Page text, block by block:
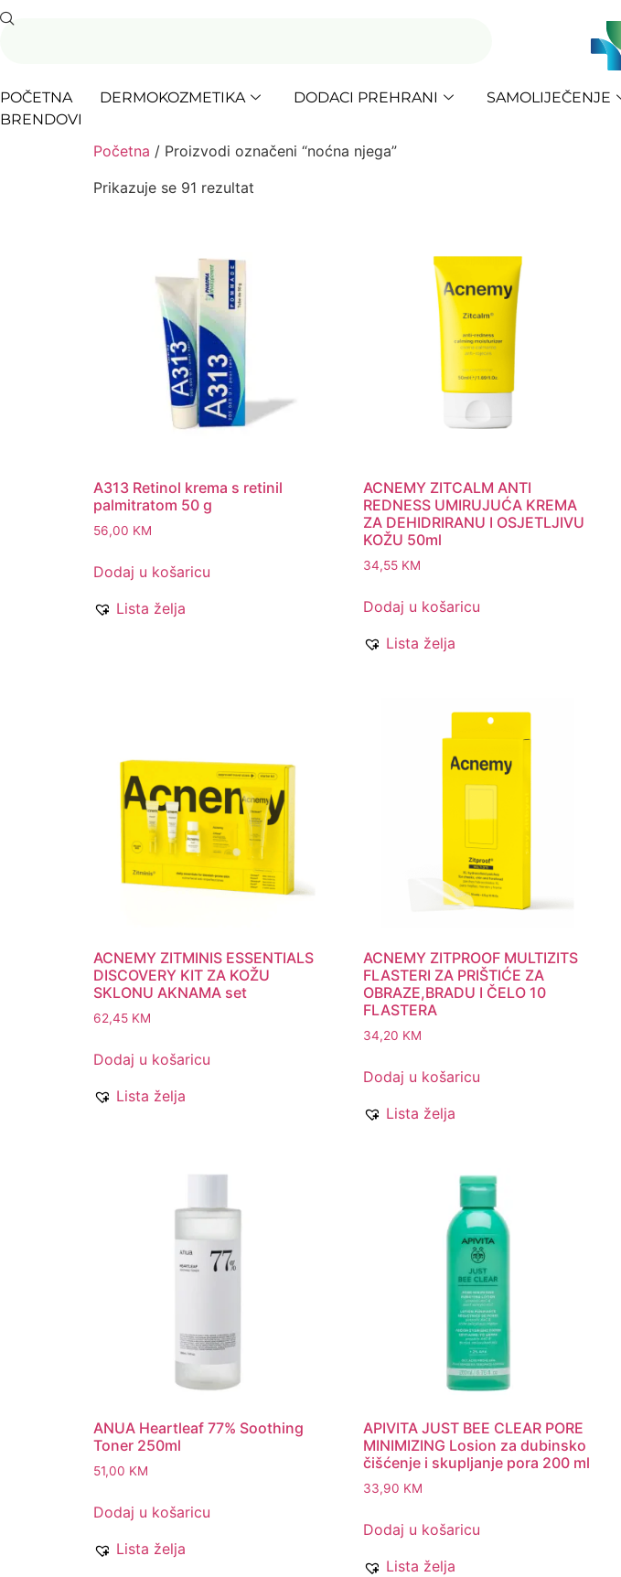
POČETNA DERMOKOZMETIKA DODACI PREHRANI SAMOLIJEČENJE
BRENDOVI
Početna / Proizvodi označeni “noćna njega”
Prikazuje se 91 rezultat
A313 Retinol krema s retinil
palmitratom 50 g
56,00 KM
Dodaj u košaricu
Lista želja
ACNEMY ZITCALM ANTI
REDNESS UMIRUJUĆA KREMA
ZA DEHIDRIRANU I OSJETLJIVU
KOŽU 50ml
34,55 KM
Dodaj u košaricu
Lista želja
ACNEMY ZITMINIS ESSENTIALS
DISCOVERY KIT ZA KOŽU
SKLONU AKNAMA set
62,45 KM
Dodaj u košaricu
Lista želja
ACNEMY ZITPROOF MULTIZITS
FLASTERI ZA PRIŠTIĆE ZA
OBRAZE,BRADU I ČELO 10
FLASTERA
34,20 KM
Dodaj u košaricu
Lista želja
ANUA Heartleaf 77% Soothing
Toner 250ml
51,00 KM
Dodaj u košaricu
Lista želja
APIVITA JUST BEE CLEAR PORE
MINIMIZING Losion za dubinsko
čišćenje i skupljanje pora 200 ml
33,90 KM
Dodaj u košaricu
Lista želja